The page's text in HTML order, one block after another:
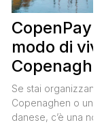
CopenPay:
modo di
meglio e
meno
Se stai
Copenaghen o un
danese, c’è una